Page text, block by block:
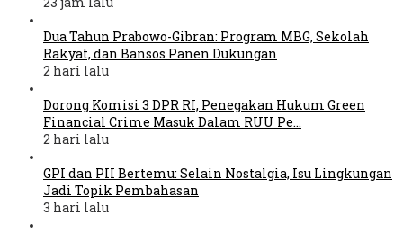
Dua Tahun Prabowo-Gibran: Program MBG, Sekolah
Rakyat, dan Bansos Panen Dukungan
2 hari lalu
Dorong Komisi 3 DPR RI, Penegakan Hukum Green
Financial Crime Masuk Dalam RUU Pe…
2 hari lalu
GPI dan PII Bertemu: Selain Nostalgia, Isu Lingkungan
Jadi Topik Pembahasan
3 hari lalu